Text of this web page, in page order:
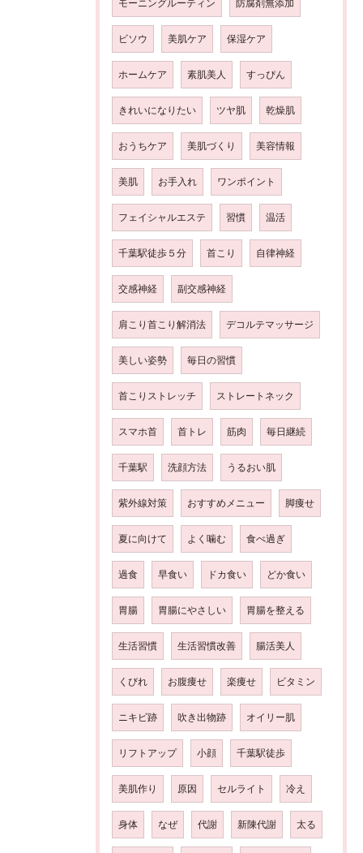
モーニングルーティン 防腐剤無添加
ビソウ 美肌ケア 保湿ケア
ホームケア 素肌美人 すっぴん
きれいになりたい ツヤ肌 乾燥肌
おうちケア 美肌づくり 美容情報
美肌 お手入れ ワンポイント
フェイシャルエステ 習慣 温活
千葉駅徒歩５分 首こり 自律神経
交感神経 副交感神経
肩こり首こり解消法 デコルテマッサージ
美しい姿勢 毎日の習慣
首こりストレッチ ストレートネック
スマホ首 首トレ 筋肉 毎日継続
千葉駅 洗顔方法 うるおい肌
紫外線対策 おすすめメニュー 脚痩せ
夏に向けて よく噛む 食べ過ぎ
過食 早食い ドカ食い どか食い
胃腸 胃腸にやさしい 胃腸を整える
生活習慣 生活習慣改善 腸活美人
くびれ お腹痩せ 楽痩せ ビタミン
ニキビ跡 吹き出物跡 オイリー肌
リフトアップ 小顔 千葉駅徒歩
美肌作り 原因 セルライト 冷え
身体 なぜ 代謝 新陳代謝 太る